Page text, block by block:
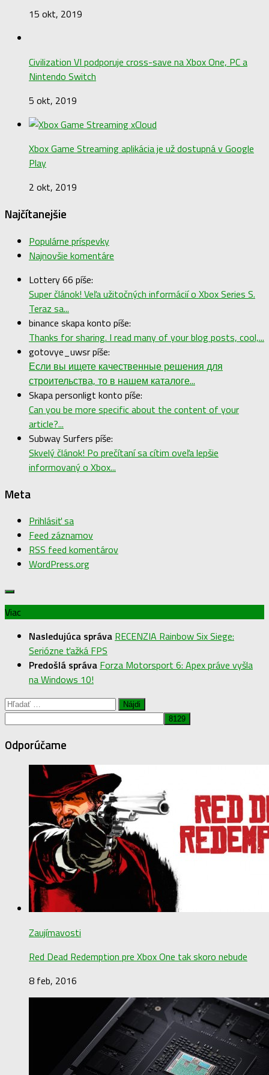
15 okt, 2019
Civilization VI podporuje cross-save na Xbox One, PC a
Nintendo Switch
5 okt, 2019
Xbox Game Streaming aplikácia je už dostupná v Google
Play
2 okt, 2019
Najčítanejšie
Populárne príspevky
Najnovšie komentáre
Lottery 66 píše:
Super článok! Veľa užitočných informácií o Xbox Series S.
Teraz sa...
binance skapa konto píše:
Thanks for sharing. I read many of your blog posts, cool,...
gotovye_uwsr píše:
Если вы ищете качественные решения для
строительства, то в нашем каталоге...
Skapa personligt konto píše:
Can you be more specific about the content of your
article?...
Subway Surfers píše:
Skvelý článok! Po prečítaní sa cítim oveľa lepšie
informovaný o Xbox...
Meta
Prihlásiť sa
Feed záznamov
RSS feed komentárov
WordPress.org
Viac
Nasledujúca správa RECENZIA Rainbow Six Siege:
Seriózne ťažká FPS
Predošlá správa Forza Motorsport 6: Apex práve vyšla
na Windows 10!
Hľadať:
Odporúčame
Zaujímavosti
Red Dead Redemption pre Xbox One tak skoro nebude
8 feb, 2016